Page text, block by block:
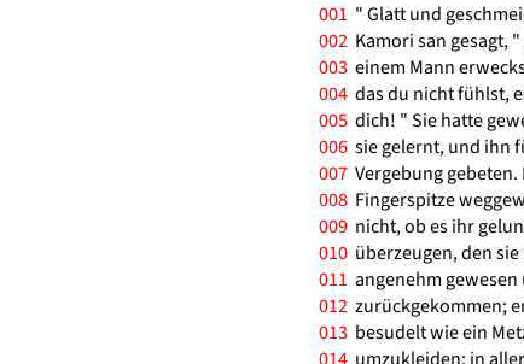
001 " Glatt und
002 Kamori san gesagt,
003 einem Mann
004 das du nicht fühlst,
005 dich! " Sie hatte
006 sie gelernt, und ihn
007 Vergebung
008 Fingerspitze
009 nicht, ob es ihr
010 überzeugen, den
011 angenehm
012 zurückgekommen;
013 besudelt wie ein